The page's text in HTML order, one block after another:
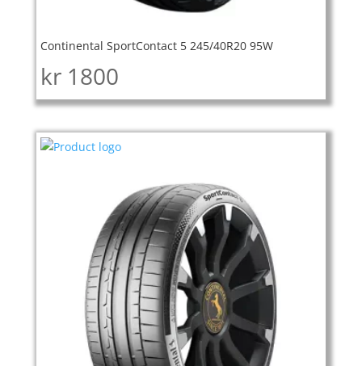
Continental SportContact 5 245/40R20 95W
kr 1800